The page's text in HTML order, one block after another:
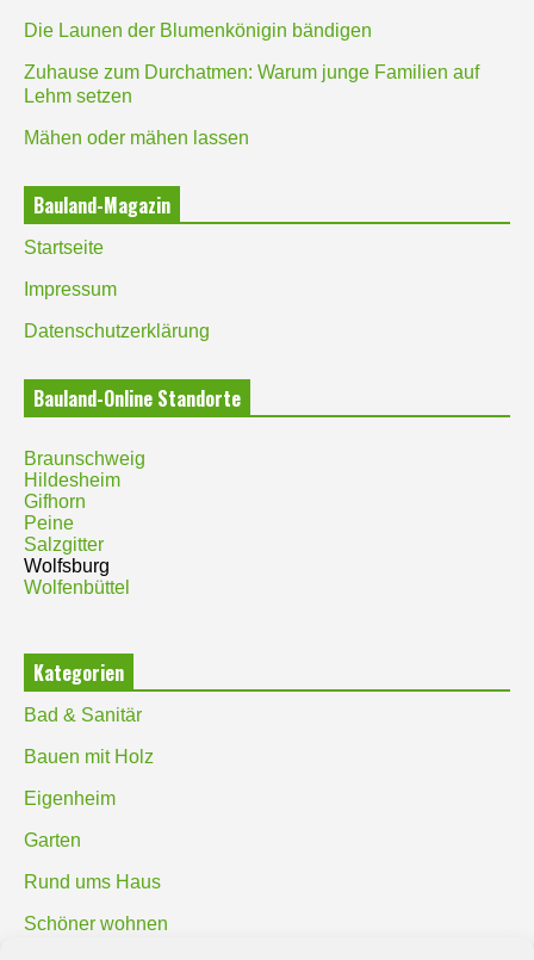
Die Launen der Blumenkönigin bändigen
Zuhause zum Durchatmen: Warum junge Familien auf
Lehm setzen
Mähen oder mähen lassen
Bauland-Magazin
Startseite
Impressum
Datenschutzerklärung
Bauland-Online Standorte
Braunschweig
Hildesheim
Gifhorn
Peine
Salzgitter
Wolfsburg
Wolfenbüttel
Kategorien
Bad & Sanitär
Bauen mit Holz
Eigenheim
Garten
Rund ums Haus
Schöner wohnen